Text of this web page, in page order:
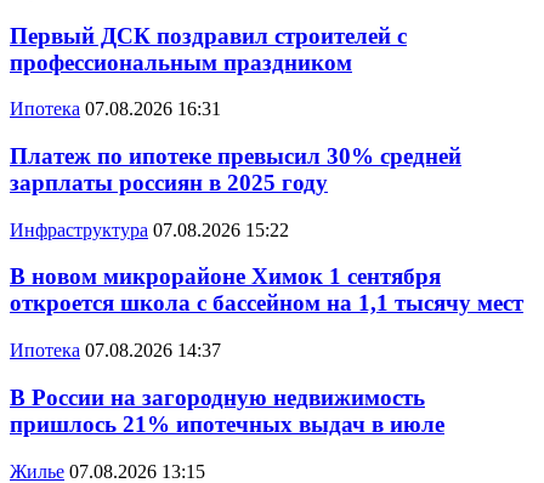
Первый ДСК поздравил строителей с
профессиональным праздником
Ипотека 07.08.2026 16:31
Платеж по ипотеке превысил 30% средней
зарплаты россиян в 2025 году
Инфраструктура 07.08.2026 15:22
В новом микрорайоне Химок 1 сентября
откроется школа с бассейном на 1,1 тысячу мест
Ипотека 07.08.2026 14:37
В России на загородную недвижимость
пришлось 21% ипотечных выдач в июле
Жилье 07.08.2026 13:15